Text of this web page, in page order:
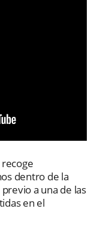
dentro de la
a una de las
en el